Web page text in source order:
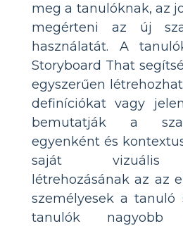
meg a tanulóknak, az
megérteni az új
használatát. A
Storyboard That
egyszerűen
definíciókat vagy
bemutatják a
egyenként és
saját vizuális
létrehozásának az az
személyesek a tanuló
tanulók nagyobb